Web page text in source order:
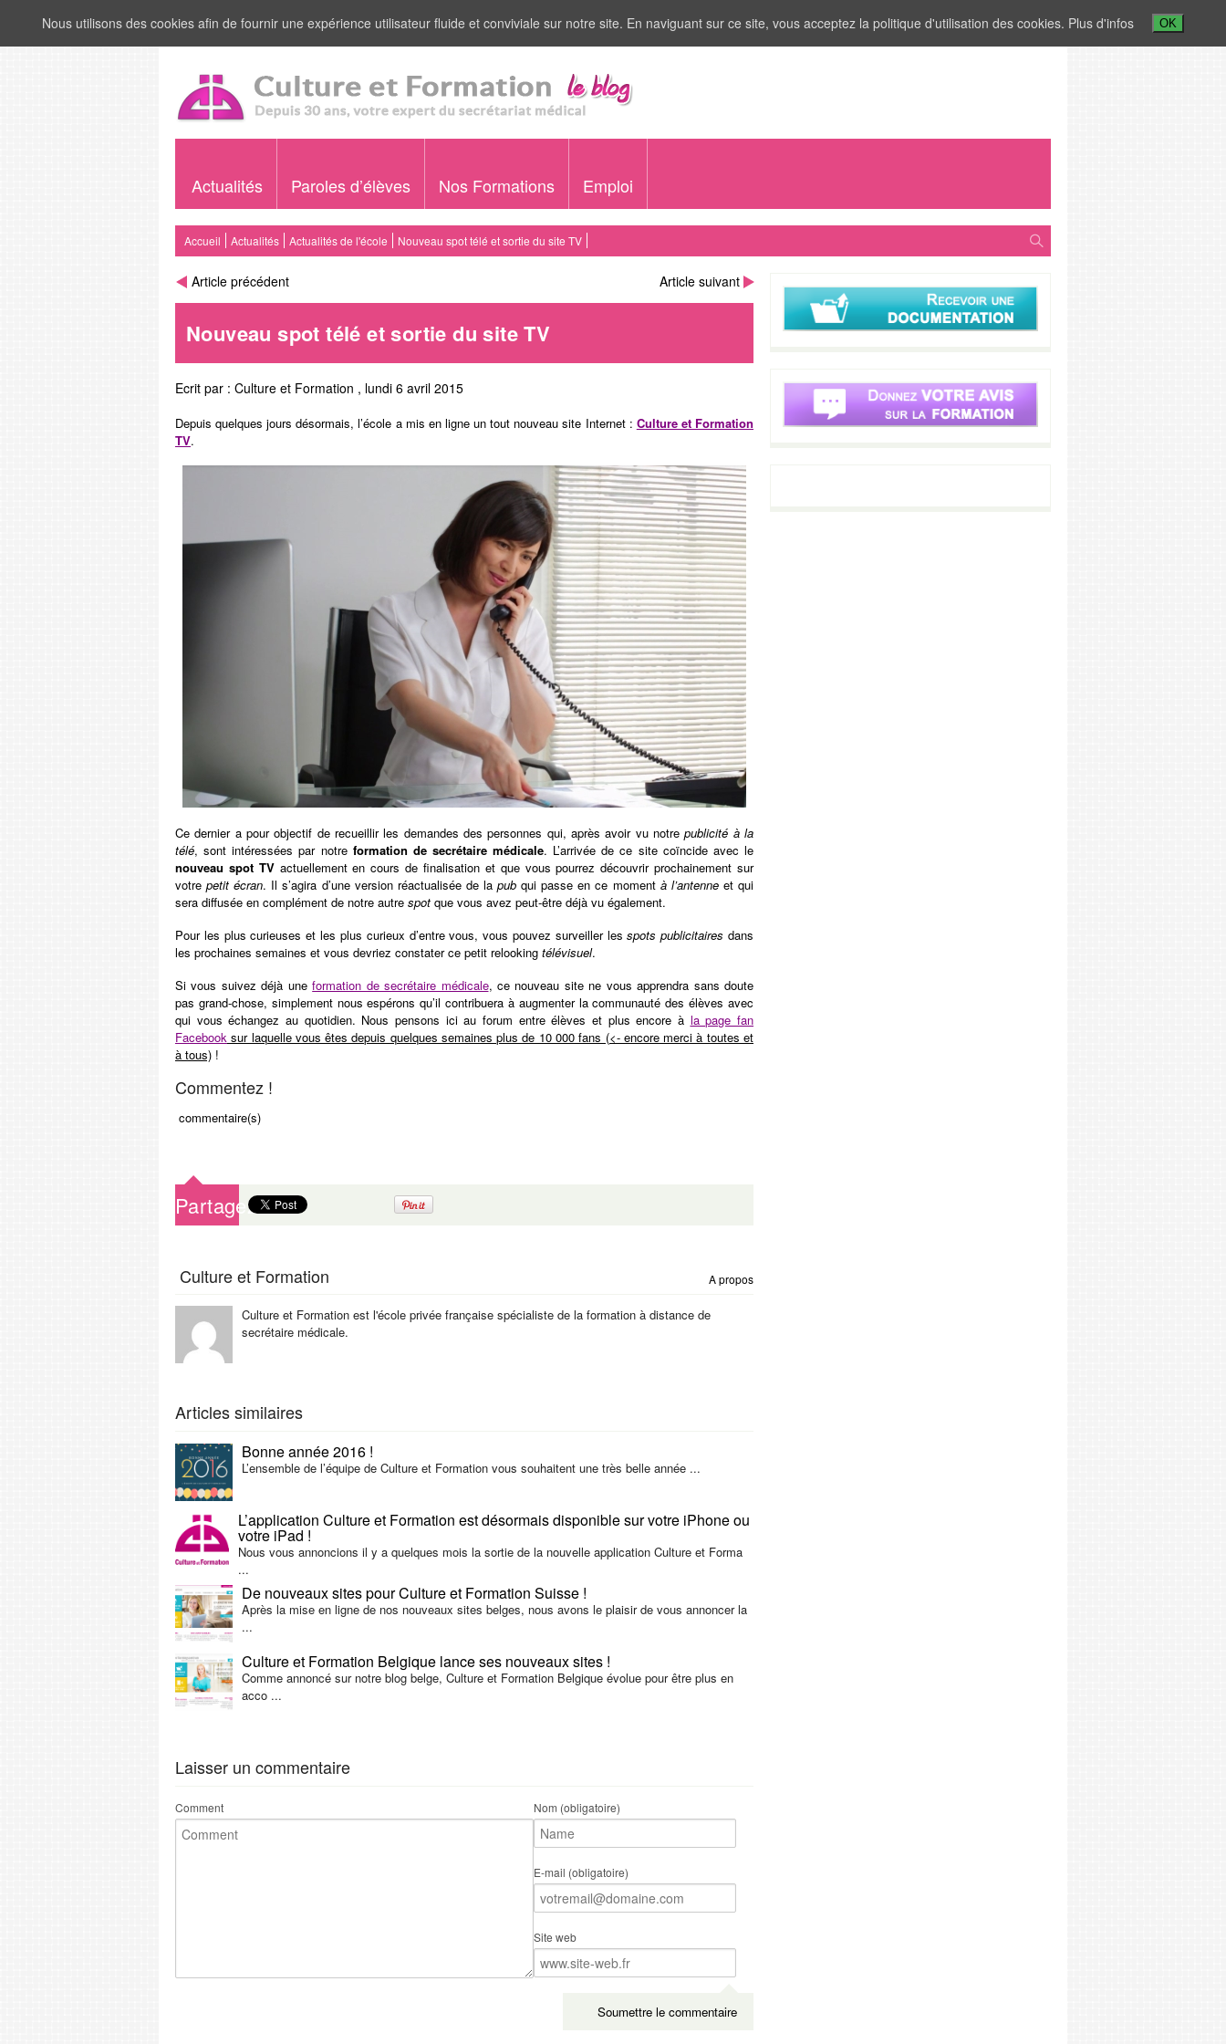
Actualités Paroles d’élèves Nos Formations Emploi
Accueil Actualités Actualités de l'école Nouveau spot télé et sortie du site TV
Article précédent Article suivant
Nouveau spot télé et sortie du site TV
Ecrit par : Culture et Formation , lundi 6 avril 2015
Depuis quelques jours désormais, l’école a mis en ligne un tout nouveau site Internet : Culture et Formation
TV.
Ce dernier a pour objectif de recueillir les demandes des personnes qui, après avoir vu notrepublicité à la
télé, sont intéressées par notre formation de secrétaire médicale. L’arrivée de ce site coïncide avec le
nouveau spot TVactuellement en cours de finalisation et que vous pourrez découvrir prochainement sur
votrepetit écran. Il s’agira d’une version réactualisée de lapub qui passe en ce moment à l’antenneet qui
sera diffusée en complément de notre autre spot que vous avez peut-être déjà vu également.
Pour les plus curieuses et les plus curieux d’entre vous, vous pouvez surveiller lesspots publicitaires dans
les prochaines semaines et vous devriez constater ce petit relooking télévisuel.
Si vous suivez déjà uneformation de secrétaire médicale, ce nouveau site ne vous apprendra sans doute
pas grand-chose, simplement nous espérons qu’il contribuera à augmenter la communauté des élèves avec
qui vous échangez au quotidien. Nous pensons ici au forum entre élèves et plus encore à la page fan
Facebook sur laquelle vous êtes depuis quelques semaines plus de 10 000 fans (<- encore merci à toutes et
à tous) !
Commentez !
commentaire(s)
Partagez
Culture et Formation A propos
Culture et Formation est l'école privée française spécialiste de la formation à distance de
secrétaire médicale.
Articles similaires
Bonne année 2016 !
L’ensemble de l’équipe de Culture et Formation vous souhaitent une très belle année ...
L’application Culture et Formation est désormais disponible sur votre iPhone ou
votre iPad !
Nous vous annoncions il y a quelques mois la sortie de la nouvelle application Culture et Forma
...
De nouveaux sites pour Culture et Formation Suisse !
Après la mise en ligne de nos nouveaux sites belges, nous avons le plaisir de vous annoncer la
...
Culture et Formation Belgique lance ses nouveaux sites !
Comme annoncé sur notre blog belge, Culture et Formation Belgique évolue pour être plus en
acco ...
Laisser un commentaire
Comment Nom (obligatoire)
E-mail (obligatoire)
Site web
Nous utilisons des cookies afin de fournir une expérience utilisateur fluide et conviviale sur notre site. En naviguant sur ce site, vous acceptez la politique d'utilisation des cookies. Plus d'infos OK